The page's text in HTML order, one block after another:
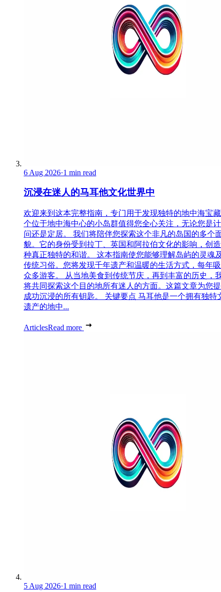
6 Aug 2026·1 min read
沉浸在迷人的马耳他文化世界中
欢迎来到这本完整指南，专门用于发现独特的地中海宝
个位于地中海中心的小岛群值得您全心关注，无论您是
问还是定居。 我们将陪伴您探索这个非凡的岛国的多个
貌。它的身份受到拉丁、英国和阿拉伯文化的影响，创
种真正独特的和谐。 这本指南使您能够理解岛屿的灵魂
传统习俗。您将发现千年遗产和温暖的生活方式，每年
众多游客。 从当地美食到传统节庆，再到丰富的历史，
将共同探索这个目的地所有迷人的方面。这篇文章为您
成功沉浸的所有钥匙。 关键要点 马耳他是一个拥有独特
遗产的地中...
ArticlesRead more
5 Aug 2026·1 min read